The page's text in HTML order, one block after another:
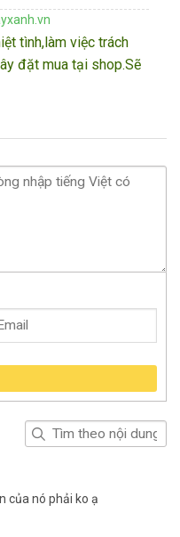
tình,làm việc trách
đặt mua tại shop.Sẽ
của nó phải ko ạ